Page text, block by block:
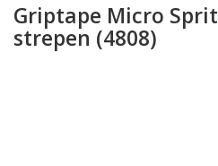
Griptape Micro
strepen (4808)